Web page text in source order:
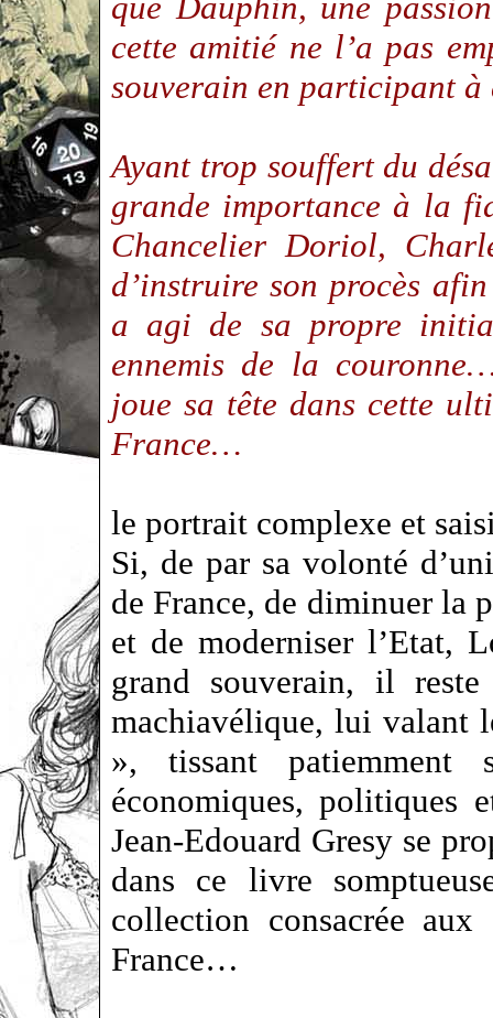
cette amitié ne l’a pas
souverain en participant
Ayant trop souffert du
grande importance à la
Chancelier Doriol,
d’instruire son procès
a agi de sa propre
ennemis de la
joue sa tête dans cette
France…
le portrait complexe et
Si, de par sa volonté
de France, de diminuer la
et de moderniser l’Etat,
grand souverain, il
machiavélique, lui valant
», tissant
économiques,
Jean-Edouard Gresy se
dans ce livre
collection consacrée
France…